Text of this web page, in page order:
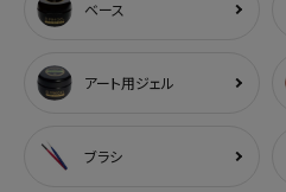
ベース
アート用ジェル
ブラシ